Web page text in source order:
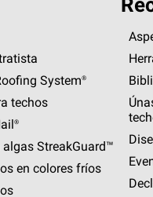
System®
techos
algas StreakGuard™
en colores fríos